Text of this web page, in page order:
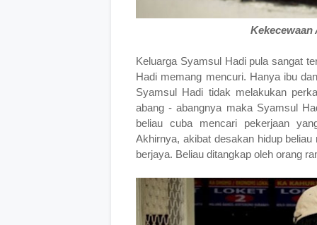
Kekecewaan
Keluarga Syamsul Hadi pula sangat
Hadi memang mencuri. Hanya ibu
Syamsul Hadi tidak melakukan
abang - abangnya maka Syamsul
beliau cuba mencari pekerjaan
Akhirnya, akibat desakan hidup
berjaya. Beliau ditangkap oleh orang